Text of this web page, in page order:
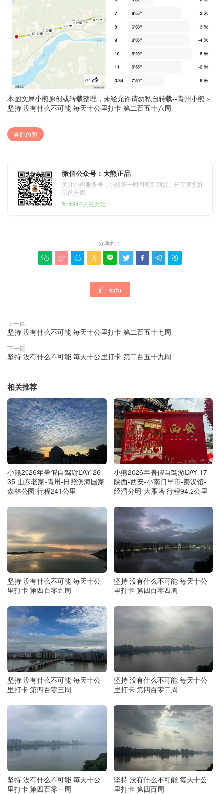
本图文属小熊原创或转载整理，未经允许请勿私自转载--青州小熊 »
坚持 没有什么不可能 毎天十公里打卡 第二百五十八周
奔跑的熊
微信公众号：大熊正品
关注小熊服务号，小熊第一时间更新到货，分享更多好
玩的东西。
311816人已关注
分享到：
        
 赞(5)
上一篇
坚持 没有什么不可能 毎天十公里打卡 第二百五十七周
下一篇
坚持 没有什么不可能 毎天十公里打卡 第二百五十九周
相关推荐
小熊2026年暑假自驾游DAY 26-
35 山东老家-青州-日照滨海国家
森林公园 行程241公里
小熊2026年暑假自驾游DAY 17
陕西-西安-小南门早市-秦汉馆-
经渭分明-大雁塔 行程94.2公里
坚持 没有什么不可能 毎天十公
里打卡 第四百零五周
坚持 没有什么不可能 毎天十公
里打卡 第四百零四周
坚持 没有什么不可能 毎天十公
里打卡 第四百零三周
坚持 没有什么不可能 毎天十公
里打卡 第四百零二周
坚持 没有什么不可能 毎天十公
里打卡 第四百零一周
坚持 没有什么不可能 毎天十公
里打卡 第四百周